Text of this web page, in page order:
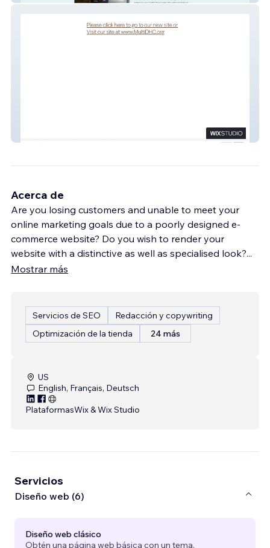
Acerca de
Are you losing customers and unable to meet your
online marketing goals due to a poorly designed e-
commerce website? Do you wish to render your
website with a distinctive as well as specialised look?...
Mostrar más
Servicios de SEO
Redacción y copywriting
Optimización de la tienda
24 más
US
English, Français, Deutsch
PlataformasWix & Wix Studio
Servicios
Diseño web (6)
Diseño web clásico
Obtén una página web básica con un tema.